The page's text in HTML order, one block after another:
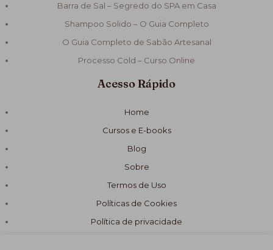
Barra de Sal – Segredo do SPA em Casa
Shampoo Solido – O Guia Completo
O Guia Completo de Sabão Artesanal
Processo Cold – Curso Online
Acesso Rápido
Home
Cursos e E-books
Blog
Sobre
Termos de Uso
Políticas de Cookies
Política de privacidade